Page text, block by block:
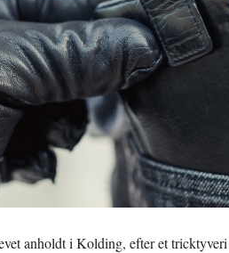
anholdt i Kolding, efter et